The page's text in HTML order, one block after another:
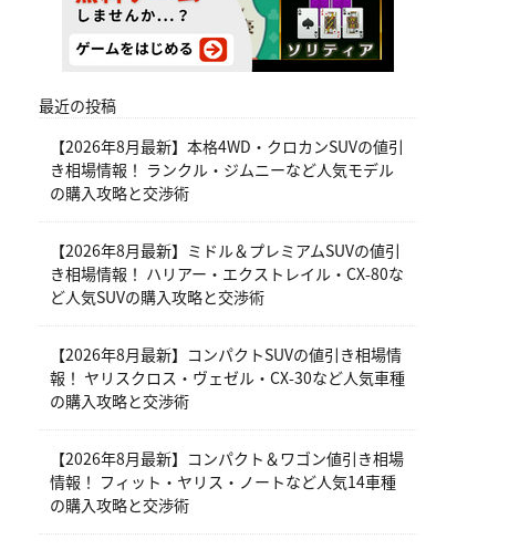
最近の投稿
【2026年8月最新】本格4WD・クロカンSUVの値引
き相場情報！ ランクル・ジムニーなど人気モデル
の購入攻略と交渉術
【2026年8月最新】ミドル＆プレミアムSUVの値引
き相場情報！ ハリアー・エクストレイル・CX-80な
ど人気SUVの購入攻略と交渉術
【2026年8月最新】コンパクトSUVの値引き相場情
報！ ヤリスクロス・ヴェゼル・CX-30など人気車種
の購入攻略と交渉術
【2026年8月最新】コンパクト＆ワゴン値引き相場
情報！ フィット・ヤリス・ノートなど人気14車種
の購入攻略と交渉術